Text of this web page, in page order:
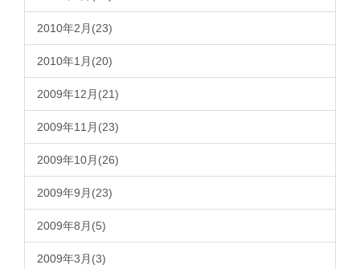
2010年2月(23)
2010年1月(20)
2009年12月(21)
2009年11月(23)
2009年10月(26)
2009年9月(23)
2009年8月(5)
2009年3月(3)